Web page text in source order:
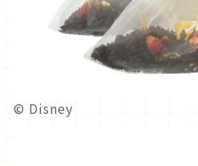
© Disney